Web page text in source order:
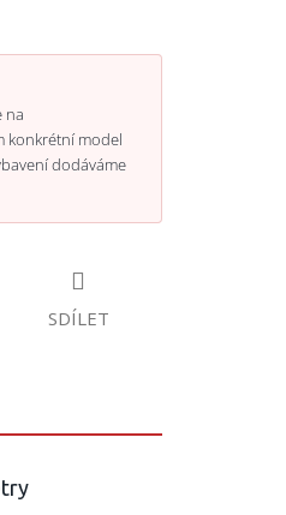
na
konkrétní model
dodáváme
SDÍLET